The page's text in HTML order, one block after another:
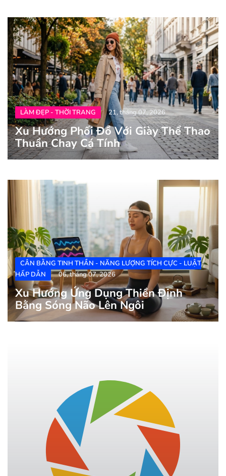
LÀM ĐẸP - THỜI TRANG 21, tháng 07, 2026
Xu Hướng Phối Đồ Với Giày Thể Thao
Thuần Chay Cá Tính
CÂN BẰNG TINH THẦN - NĂNG LƯỢNG TÍCH CỰC - LUẬT
HẤP DẪN
06, tháng 07, 2026
Xu Hướng Ứng Dụng Thiền Định
Bằng Sóng Não Lên Ngôi